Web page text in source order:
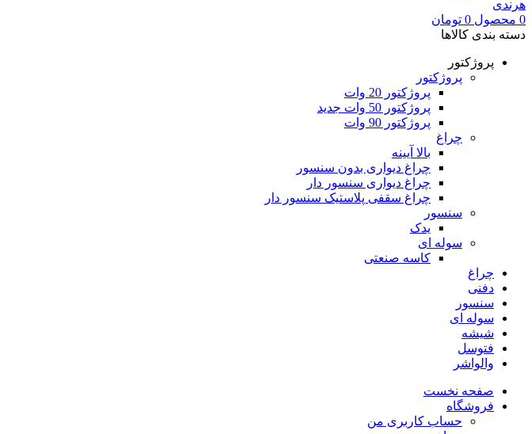
0 محصول 0 تومان
دسته بندی کالاها
پروژکتور
پروژکتور
پروژکتور 20 وات
پروژکتور 50 وات
جدید
پروژکتور 90 وات
چراغ
بالا آیینه
چراغ دیواری بدون سنسور
چراغ دیواری سنسور دار
چراغ سقفی پلاستیک سنسور دار
سنسور
یدک
سوله ای
کاسه صنعتی
چراغ
دفنی
سنسور
سوله ای
شیشه
فتوسل
والواشر
صفحه نخست
فروشگاه
حساب کاربری من